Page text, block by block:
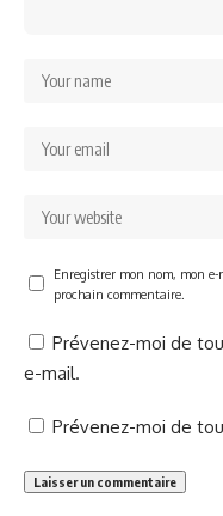
Enregistrer mon nom, mon
prochain commentaire.
Prévenez-moi de
e-mail.
Prévenez-moi de